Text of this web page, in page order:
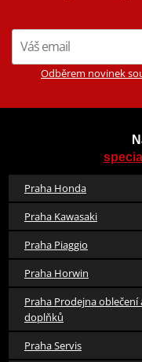
Odběrem novinek
Praha Honda
Praha Kawasaki
Praha Piaggio
Praha Horwin
Praha Prodejna oblečení
doplňků
Praha Servis